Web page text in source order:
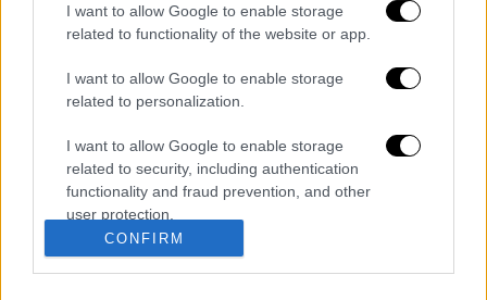
I want to allow Google to enable storage
related to functionality of the website or app.
I want to allow Google to enable storage
related to personalization.
I want to allow Google to enable storage
related to security, including authentication
functionality and fraud prevention, and other
user protection.
CONFIRM
μεταναστών στην Αττική ελήφθη εν μέσω
των αδιάκοπων ροών μεταναστών προς τις
νότιες ακτές της Κρήτης, αλλά και της
αδυναμίας των δομών φιλοξενίας της
Κρήτης να ανταποκριθούν.
Διαβάστε ακόμη
Από το Μίσιγκαν στον Λευκό Οίκο: Τι
σημαίνει η νίκη του Αμπντούλ Ελ-Σαγέντ
για τους Δημοκρατικούς